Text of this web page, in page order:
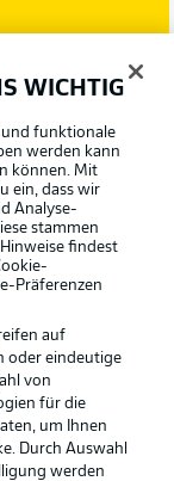
27 %
9,13 m
zweite
Angriff der
WICHTIG
funktionale
werden kann
können. Mit
ein, dass wir
Analyse-
stammen
findest
Präferenzen
auf
oder eindeutige
von
für die
um Ihnen
Durch Auswahl
werden